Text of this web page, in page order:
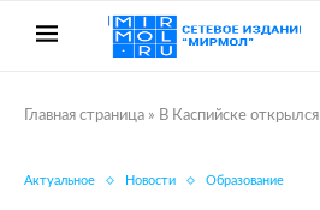
Главная страница » В Каспийске
Актуальное Новости Образование